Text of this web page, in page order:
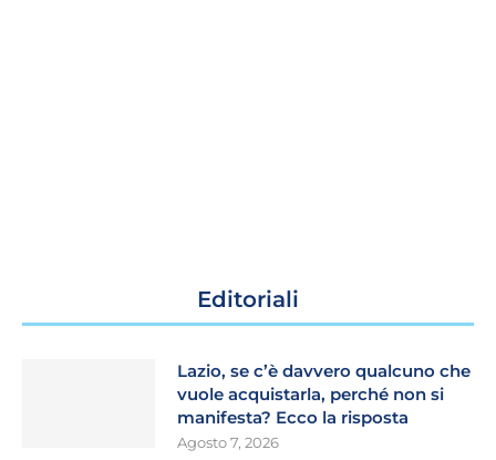
Editoriali
Lazio, se c’è davvero qualcuno che
vuole acquistarla, perché non si
manifesta? Ecco la risposta
Agosto 7, 2026